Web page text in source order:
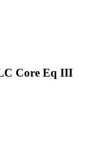
Core Eq III